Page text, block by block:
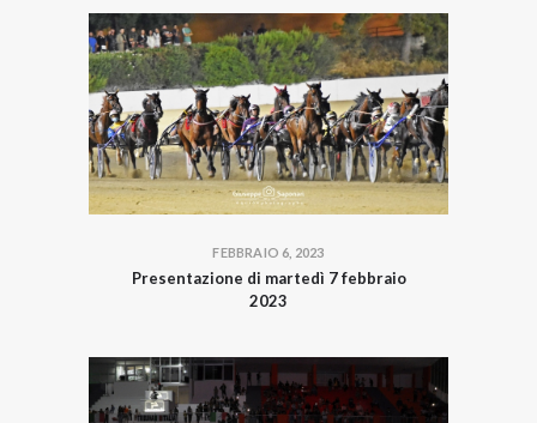
FEBBRAIO 6, 2023
Presentazione di martedì 7 febbraio
2023